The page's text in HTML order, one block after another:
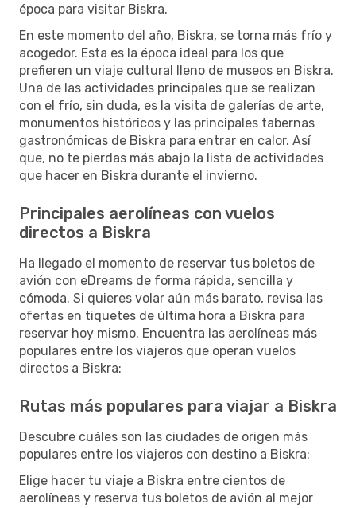
época para visitar Biskra.
En este momento del año, Biskra, se torna más frío y
acogedor. Esta es la época ideal para los que
prefieren un viaje cultural lleno de museos en Biskra.
Una de las actividades principales que se realizan
con el frío, sin duda, es la visita de galerías de arte,
monumentos históricos y las principales tabernas
gastronómicas de Biskra para entrar en calor. Así
que, no te pierdas más abajo la lista de actividades
que hacer en Biskra durante el invierno.
Principales aerolíneas con vuelos
directos a Biskra
Ha llegado el momento de reservar tus boletos de
avión con eDreams de forma rápida, sencilla y
cómoda. Si quieres volar aún más barato, revisa las
ofertas en tiquetes de última hora a Biskra para
reservar hoy mismo. Encuentra las aerolíneas más
populares entre los viajeros que operan vuelos
directos a Biskra:
Rutas más populares para viajar a Biskra
Descubre cuáles son las ciudades de origen más
populares entre los viajeros con destino a Biskra:
Elige hacer tu viaje a Biskra entre cientos de
aerolíneas y reserva tus boletos de avión al mejor